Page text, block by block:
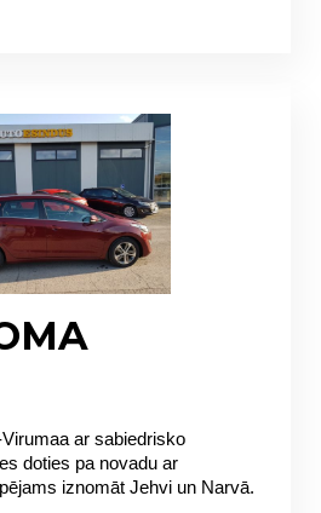
ar sabiedrisko
doties pa novadu ar
iznomāt Jehvi un Narvā.